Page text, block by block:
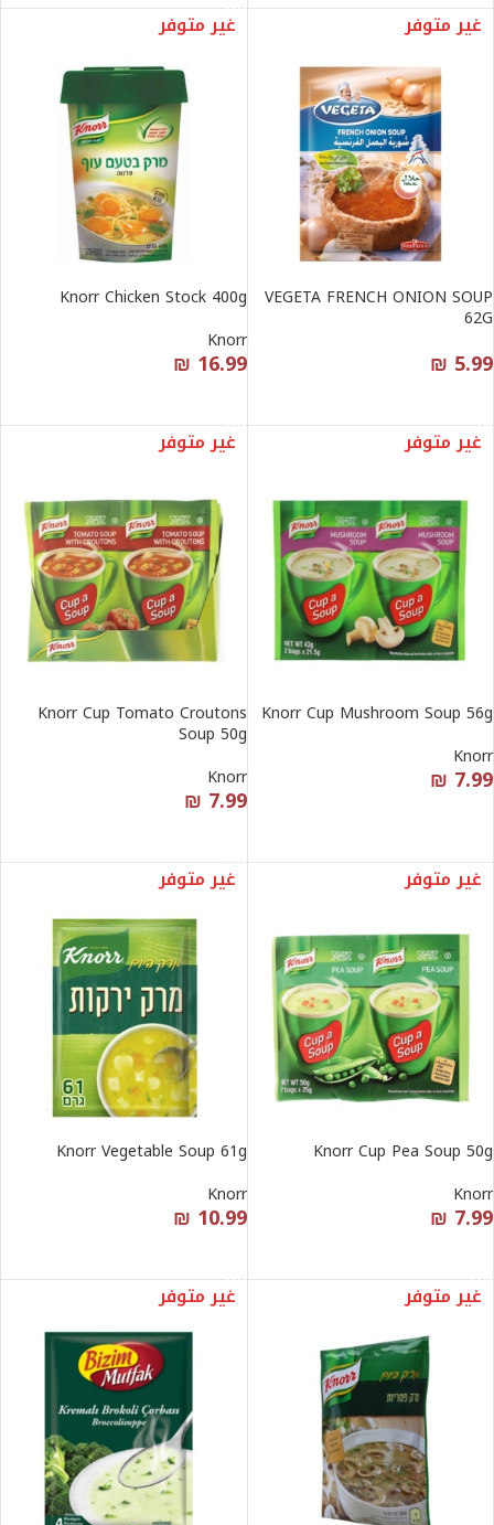
غير متوفر
VEGETA FRENCH ONION SOUP
62G
₪ 5.99
غير متوفر
Knorr Chicken Stock 400g
Knorr
₪ 16.99
غير متوفر
Knorr Cup Mushroom Soup 56g
Knorr
₪ 7.99
غير متوفر
Knorr Cup Tomato Croutons
Soup 50g
Knorr
₪ 7.99
غير متوفر
Knorr Cup Pea Soup 50g
Knorr
₪ 7.99
غير متوفر
Knorr Vegetable Soup 61g
Knorr
₪ 10.99
غير متوفر غير متوفر